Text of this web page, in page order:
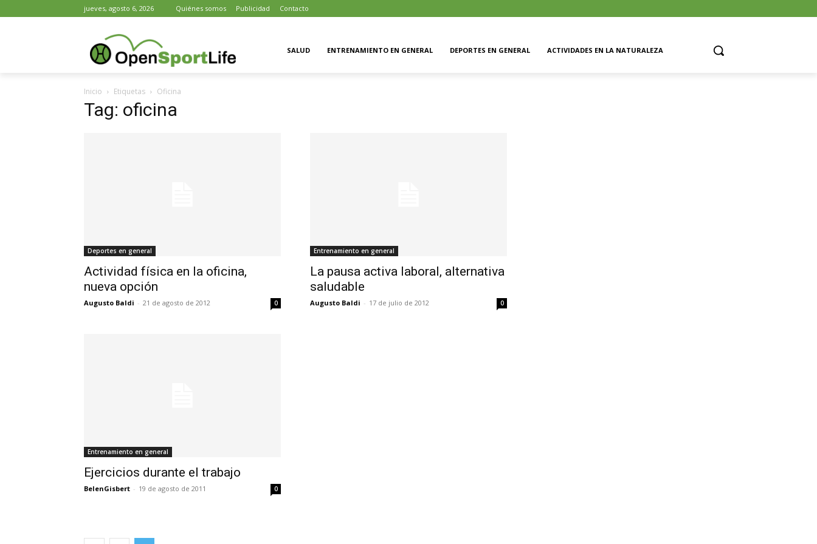
jueves, agosto 6, 2026 Quiénes somos Publicidad Contacto
SALUD ENTRENAMIENTO EN GENERAL DEPORTES EN GENERAL ACTIVIDADES EN LA NATURALEZA
Inicio Etiquetas Oficina
Tag: oficina
Deportes en general
Actividad física en la oficina,
nueva opción
Augusto Baldi - 21 de agosto de 2012 0
Entrenamiento en general
La pausa activa laboral, alternativa
saludable
Augusto Baldi - 17 de julio de 2012 0
Entrenamiento en general
Ejercicios durante el trabajo
BelenGisbert - 19 de agosto de 2011 0